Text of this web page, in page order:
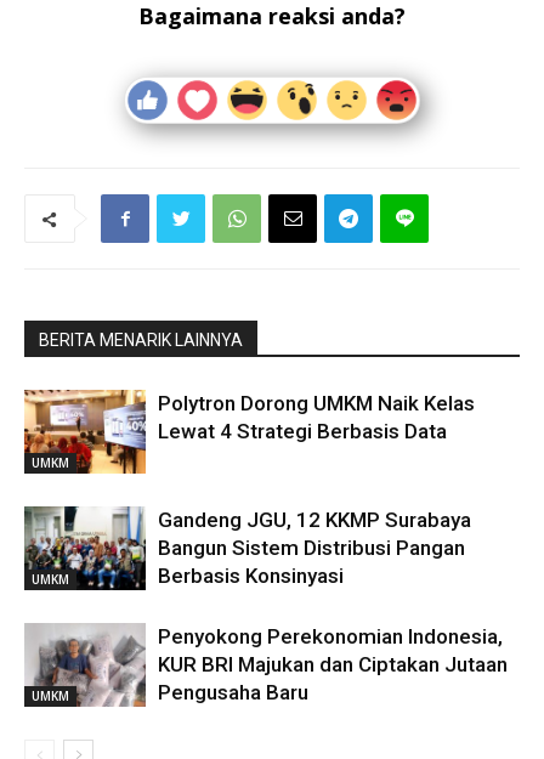
Bagaimana reaksi anda?
BERITA MENARIK LAINNYA
UMKM
Polytron Dorong UMKM Naik Kelas
Lewat 4 Strategi Berbasis Data
UMKM
Gandeng JGU, 12 KKMP Surabaya
Bangun Sistem Distribusi Pangan
Berbasis Konsinyasi
UMKM
Penyokong Perekonomian Indonesia,
KUR BRI Majukan dan Ciptakan Jutaan
Pengusaha Baru